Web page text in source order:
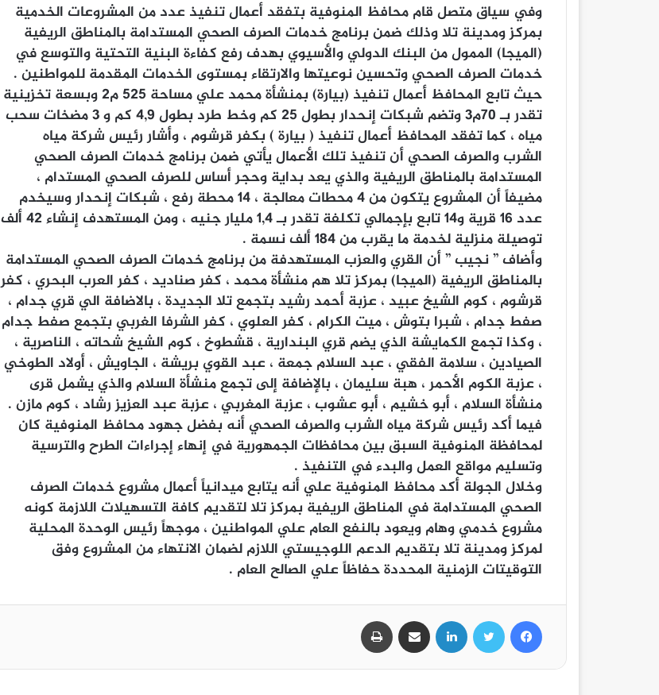
وفي سياق متصل قام محافظ المنوفية بتفقد أعمال تنفيذ عدد من المشروعات الخدمية
بمركز ومدينة تلا وذلك ضمن برنامج خدمات الصرف الصحي المستدامة بالمناطق الريفية
(الميجا) الممول من البنك الدولي والأسيوي بهدف رفع كفاءة البنية التحتية والتوسع في
خدمات الصرف الصحي وتحسين نوعيتها والارتقاء بمستوى الخدمات المقدمة للمواطنين .
حيث تابع المحافظ أعمال تنفيذ (بيارة) بمنشأة محمد علي مساحة 525 م2 وبسعة تخزينية
تقدر بـ 70م3 وتضم شبكات إنحدار بطول 25 كم وخط طرد بطول 4,9 كم و 3 مضخات سحب
مياه ، كما تفقد المحافظ أعمال تنفيذ ( بيارة ) بكفر قرشوم ، وأشار رئيس شركة مياه
الشرب والصرف الصحي أن تنفيذ تلك الأعمال يأتي ضمن برنامج خدمات الصرف الصحي
المستدامة بالمناطق الريفية والذي يعد بداية وحجر أساس للصرف الصحي المستدام ،
مضيفاً أن المشروع يتكون من 4 محطات معالجة ، 14 محطة رفع ، شبكات إنحدار وسيخدم
عدد 16 قرية و14 تابع بإجمالي تكلفة تقدر بـ 1,4 مليار جنيه ، ومن المستهدف إنشاء 42 ألف
توصيلة منزلية لخدمة ما يقرب من 184 ألف نسمة .
وأضاف ” نجيب ” أن القري والعزب المستهدفة من برنامج خدمات الصرف الصحي المستدامة
بالمناطق الريفية (الميجا) بمركز تلا هم منشأة محمد ، كفر صناديد ، كفر العرب البحري ، كفر
قرشوم ، كوم الشيخ عبيد ، عزبة أحمد رشيد بتجمع تلا الجديدة ، بالاضافة الي قري جدام ،
صفط جدام ، شبرا بتوش ، ميت الكرام ، كفر العلوي ، كفر الشرفا الغربي بتجمع صفط جدام
، وكذا تجمع الكمايشة الذي يضم قري البندارية ، قشطوخ ، كوم الشيخ شحاته ، الناصرية ،
الصيادين ، سلامة الفقي ، عبد السلام جمعة ، عبد القوي بريشة ، الجاويش ، أولاد الطوخي
، عزبة الكوم الأحمر ، هبة سليمان ، بالإضافة إلى تجمع منشأة السلام والذي يشمل قرى
منشأة السلام ، أبو خشيم ، أبو عشوب ، عزبة المغربي ، عزبة عبد العزيز رشاد ، كوم مازن .
فيما أكد رئيس شركة مياه الشرب والصرف الصحي أنه بفضل جهود محافظ المنوفية كان
لمحافظة المنوفية السبق بين محافظات الجمهورية في إنهاء إجراءات الطرح والترسية
وتسليم مواقع العمل والبدء في التنفيذ .
وخلال الجولة أكد محافظ المنوفية علي أنه يتابع ميدانياً أعمال مشروع خدمات الصرف
الصحي المستدامة في المناطق الريفية بمركز تلا لتقديم كافة التسهيلات اللازمة كونه
مشروع خدمي وهام ويعود بالنفع العام علي المواطنين ، موجهاً رئيس الوحدة المحلية
لمركز ومدينة تلا بتقديم الدعم اللوجيستي اللازم لضمان الانتهاء من المشروع وفق
التوقيتات الزمنية المحددة حفاظاً علي الصالح العام .